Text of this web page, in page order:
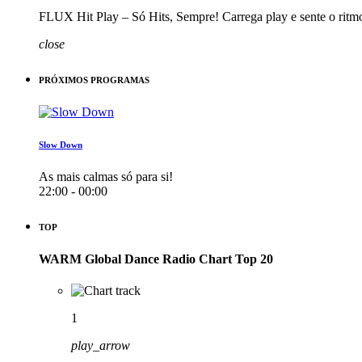
FLUX Hit Play – Só Hits, Sempre! Carrega play e sente o
close
PRÓXIMOS PROGRAMAS
Slow Down
As mais calmas só para si!
22:00 - 00:00
TOP
WARM Global Dance Radio Chart Top 20
1
play_arrow